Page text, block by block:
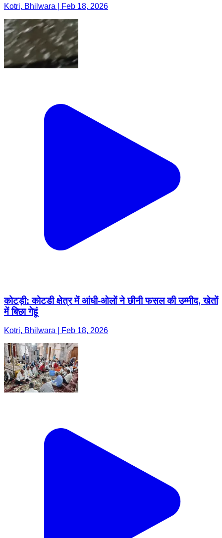
Kotri, Bhilwara | Feb 18, 2026
कोटड़ी: कोटडी क्षेत्र में आंधी-ओलों ने छीनी फसल की उम्मीद, खेतों
में बिछा गेहूं
Kotri, Bhilwara | Feb 18, 2026